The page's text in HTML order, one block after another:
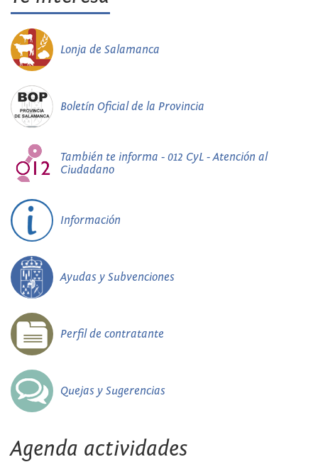
Lonja de Salamanca
Boletín Oficial de la Provincia
También te informa - 012 CyL - Atención al
Ciudadano
Información
Ayudas y Subvenciones
Perfil de contratante
Quejas y Sugerencias
Agenda actividades